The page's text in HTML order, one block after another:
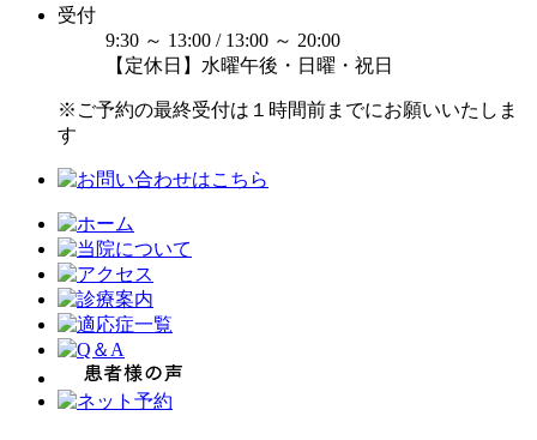
受付
9:30 ～ 13:00 / 13:00 ～ 20:00
【定休日】水曜午後・日曜・祝日
※ご予約の最終受付は１時間前までにお願いいたしま
す